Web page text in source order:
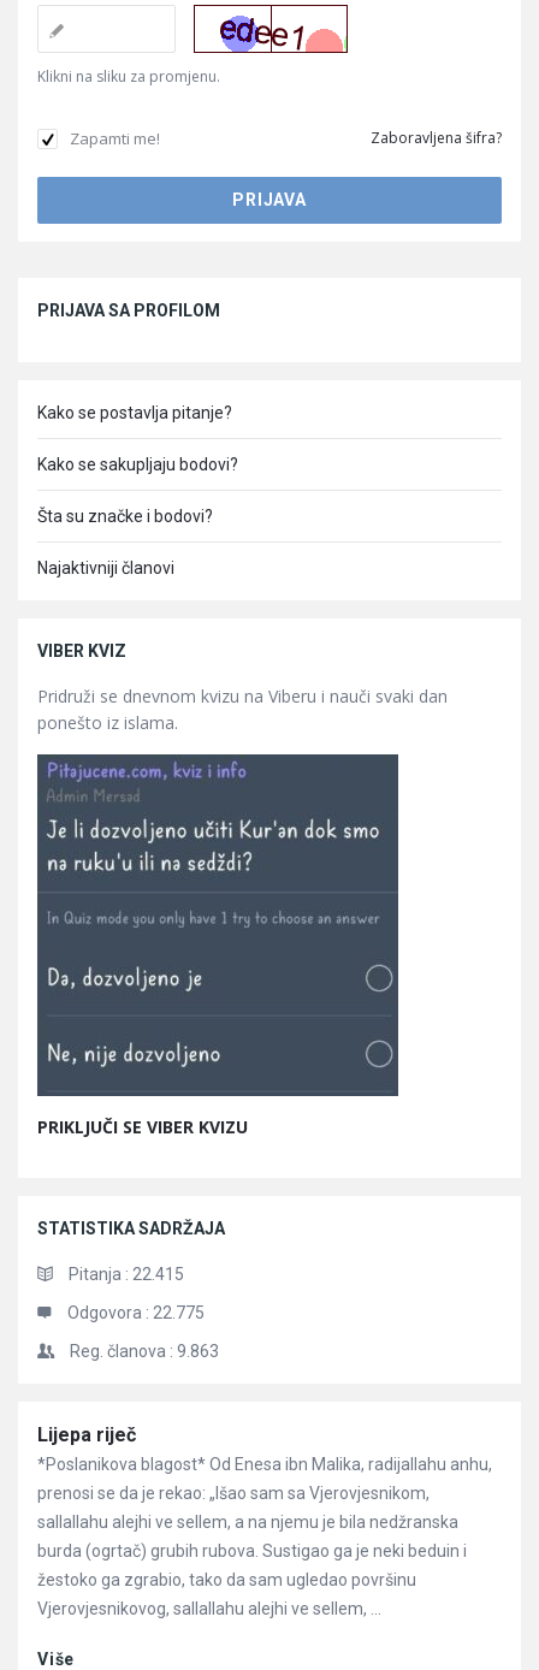
Klikni na sliku za promjenu.
Zapamti me! Zaboravljena šifra?
PRIJAVA SA PROFILOM
Kako se postavlja pitanje?
Kako se sakupljaju bodovi?
Šta su značke i bodovi?
Najaktivniji članovi
VIBER KVIZ
Pridruži se dnevnom kvizu na Viberu i nauči svaki dan
ponešto iz islama.
PRIKLJUČI SE VIBER KVIZU
STATISTIKA SADRŽAJA
Pitanja : 22.415
Odgovora : 22.775
Reg. članova : 9.863
Članci
Lijepa riječ
*Poslanikova blagost* Od Enesa ibn Malika, radijallahu anhu,
prenosi se da je rekao: „Išao sam sa Vjerovjesnikom,
sallallahu alejhi ve sellem, a na njemu je bila nedžranska
burda (ogrtač) grubih rubova. Sustigao ga je neki beduin i
žestoko ga zgrabio, tako da sam ugledao površinu
Vjerovjesnikovog, sallallahu alejhi ve sellem, ...
Više